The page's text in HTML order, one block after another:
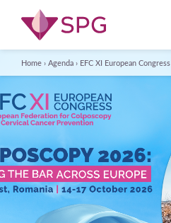
Home › Agenda › EFC XI European Congress